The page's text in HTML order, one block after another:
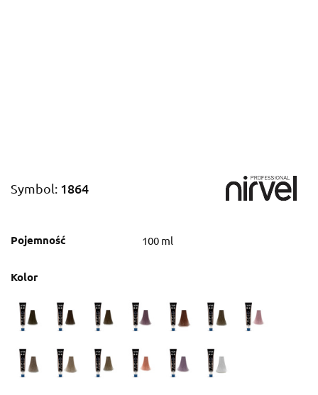
Symbol: 1864
Pojemność 100 ml
Kolor